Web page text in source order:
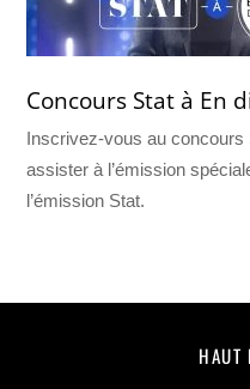
Concours Stat à En
Inscrivez-vous au concours
assister à l’émission
l’émission Stat.
HAUT